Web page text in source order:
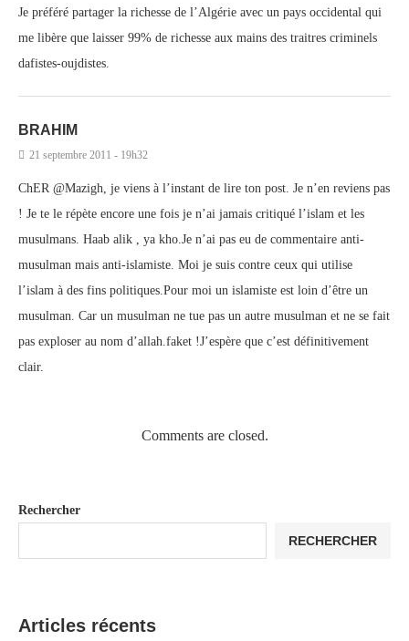
Je préféré partager la richesse de l’Algérie avec un pays occidental qui
me libère que laisser 99% de richesse aux mains des traitres criminels
dafistes-oujdistes.
BRAHIM
21 septembre 2011 - 19h32
ChER @Mazigh, je viens à l’instant de lire ton post. Je n’en reviens pas
! Je te le répète encore une fois je n’ai jamais critiqué l’islam et les
musulmans. Haab alik , ya kho.Je n’ai pas eu de commentaire anti-
musulman mais anti-islamiste. Moi je suis contre ceux qui utilise
l’islam à des fins politiques.Pour moi un islamiste est loin d’être un
musulman. Car un musulman ne tue pas un autre musulman et ne se fait
pas exploser au nom d’allah.faket !J’espère que c’est définitivement
clair.
Comments are closed.
Rechercher
RECHERCHER
Articles récents